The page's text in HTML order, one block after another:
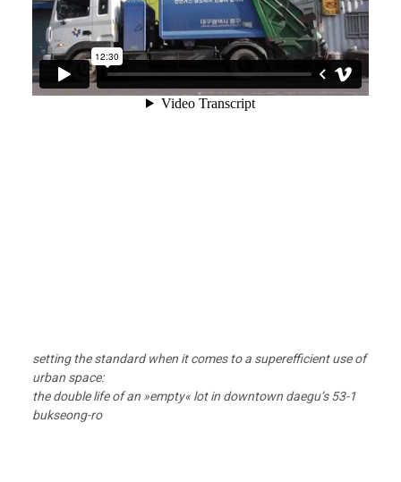
setting the standard when it comes to a superefficient use of
urban space:
the double life of an »empty« lot in downtown daegu’s 53-1
bukseong-ro